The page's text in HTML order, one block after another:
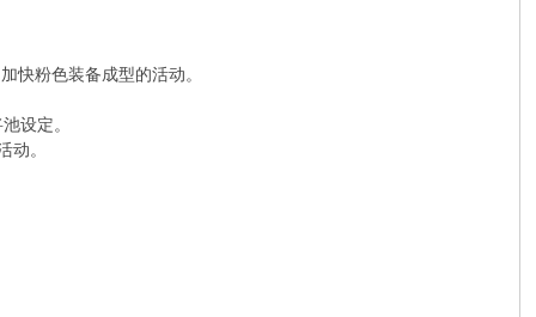
快粉色装备成型的活动。
设定。
。